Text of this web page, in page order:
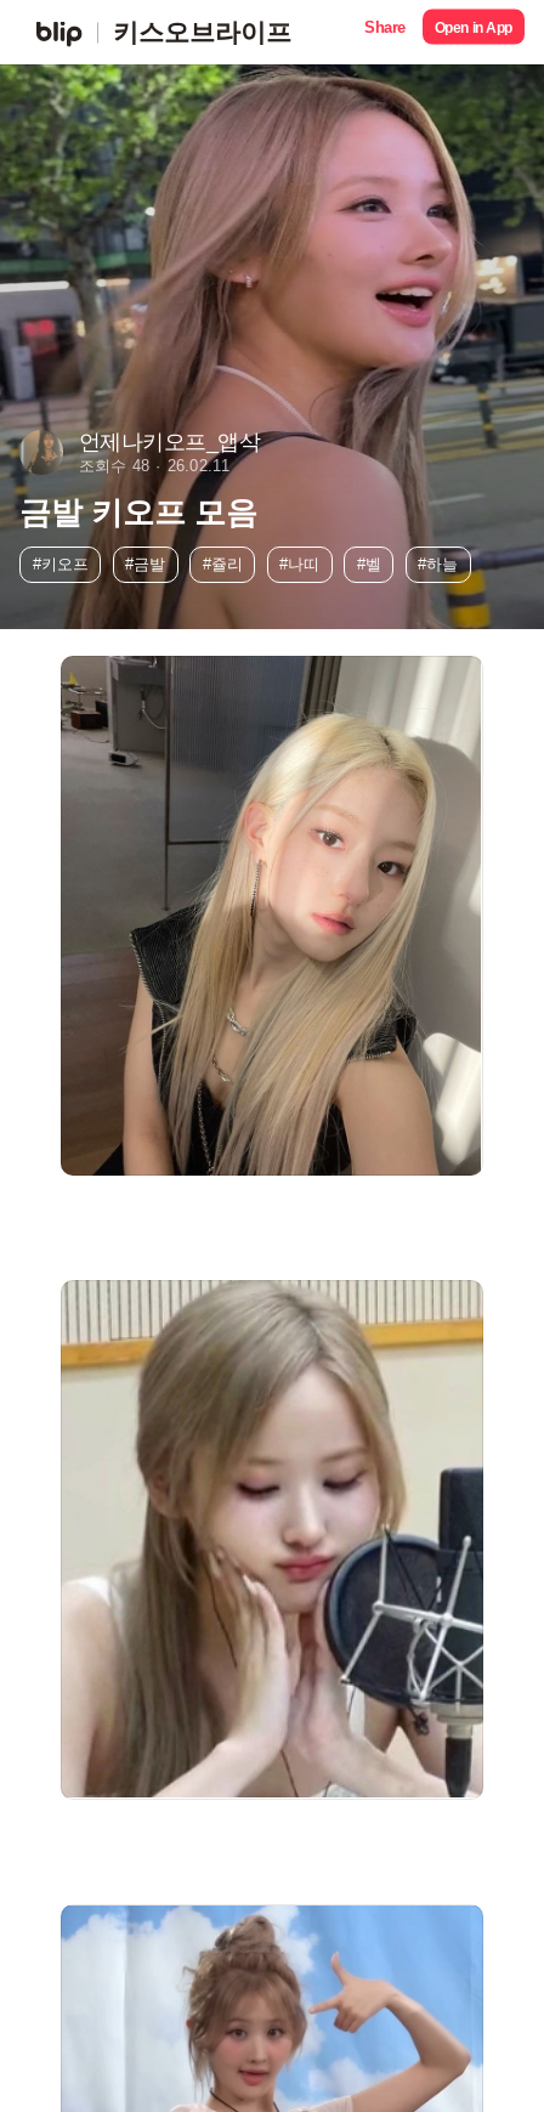
키스오브라이프 Share Open in App
언제나키오프_앱삭
조회수 48 26.02.11
금발 키오프 모음
#키오프 #금발 #쥴리 #나띠 #벨 #하늘